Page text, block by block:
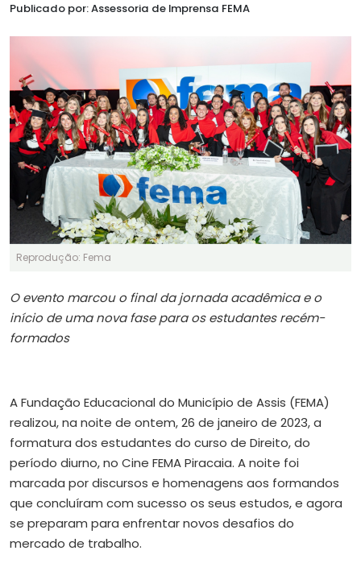
Publicado por: Assessoria de Imprensa FEMA
Reprodução: Fema
O evento marcou o final da jornada acadêmica e o
início de uma nova fase para os estudantes recém-
formados
A Fundação Educacional do Município de Assis (FEMA)
realizou, na noite de ontem, 26 de janeiro de 2023, a
formatura dos estudantes do curso de Direito, do
período diurno, no Cine FEMA Piracaia. A noite foi
marcada por discursos e homenagens aos formandos
que concluíram com sucesso os seus estudos, e agora
se preparam para enfrentar novos desafios do
mercado de trabalho.